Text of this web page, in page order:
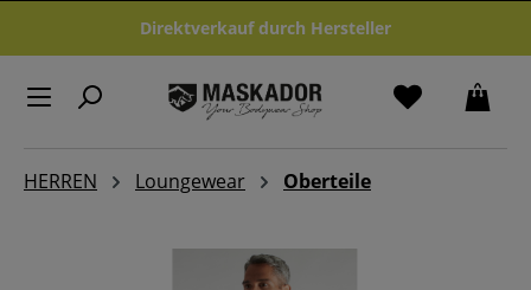
Zum Hauptinhalt springenDirektverkauf durch Hersteller
HERREN Loungewear Oberteile